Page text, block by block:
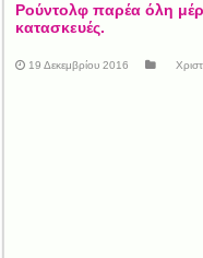
Ρούντολφ παρέα όλη
κατασκευές.
19 Δεκεμβρίου 2016